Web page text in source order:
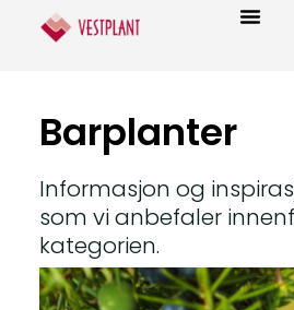
Barplanter
Informasjon og
som vi anbefaler
kategorien.